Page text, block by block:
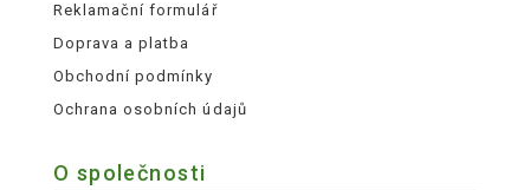
Reklamační formulář
Doprava a platba
Obchodní podmínky
Ochrana osobních údajů
O společnosti